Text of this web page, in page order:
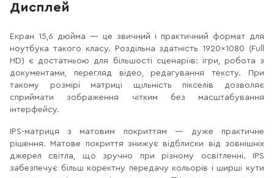
Дисплей
Екран 15,6 дюйма — це звичний і практичний формат для
ноутбука такого класу. Роздільна здатність 1920×1080 (Full
HD) є достатньою для більшості сценаріїв: ігри, робота з
документами, перегляд відео, редагування тексту. При
такому розмірі матриці щільність пікселів дозволяє
сприймати зображення чітким без масштабування
інтерфейсу.
IPS-матриця з матовим покриттям — дуже практичне
рішення. Матове покриття знижує відблиски від зовнішніх
джерел світла, що зручно при різному освітленні. IPS
забезпечує більш коректну передачу кольорів і ширші кути